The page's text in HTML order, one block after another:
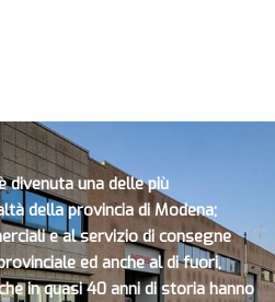
una delle più
della provincia di Modena;
e al servizio di consegne
ed anche al di fuori,
in quasi 40 anni di storia hanno